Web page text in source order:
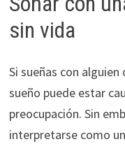
sin vida
Si sueñas con
sueño puede estar
preocupación. Sin
interpretarse como